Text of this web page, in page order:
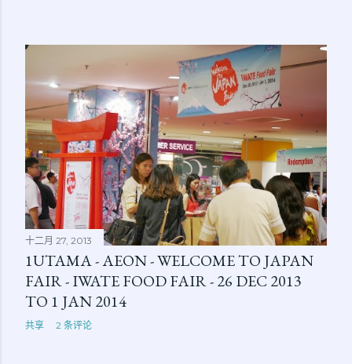
十二月 27, 2013
1UTAMA - AEON - WELCOME TO JAPAN
FAIR - IWATE FOOD FAIR - 26 DEC 2013
TO 1 JAN 2014
共享 2 条评论